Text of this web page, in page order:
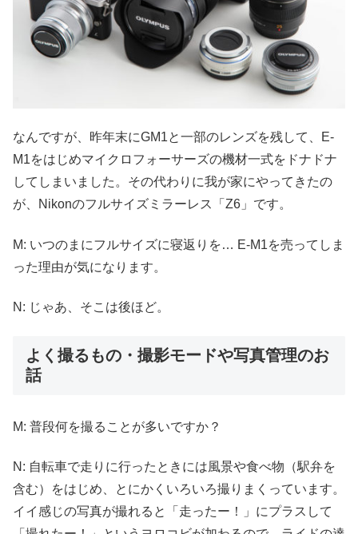
なんですが、昨年末にGM1と一部のレンズを残して、E-
M1をはじめマイクロフォーサーズの機材一式をドナドナ
してしまいました。その代わりに我が家にやってきたの
が、Nikonのフルサイズミラーレス「Z6」です。
M: いつのまにフルサイズに寝返りを… E-M1を売ってしま
った理由が気になります。
N: じゃあ、そこは後ほど。
よく撮るもの・撮影モードや写真管理のお
話
M: 普段何を撮ることが多いですか？
N: 自転車で走りに行ったときには風景や食べ物（駅弁を
含む）をはじめ、とにかくいろいろ撮りまくっています。
イイ感じの写真が撮れると「走ったー！」にプラスして